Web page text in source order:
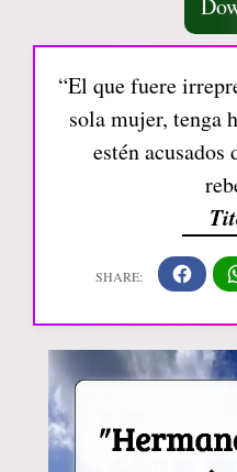
“El que fuere
sola mujer, tenga
estén